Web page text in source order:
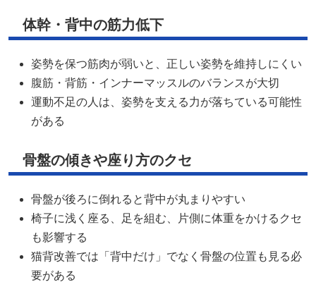
体幹・背中の筋力低下
姿勢を保つ筋肉が弱いと、正しい姿勢を維持しにくい
腹筋・背筋・インナーマッスルのバランスが大切
運動不足の人は、姿勢を支える力が落ちている可能性
がある
骨盤の傾きや座り方のクセ
骨盤が後ろに倒れると背中が丸まりやすい
椅子に浅く座る、足を組む、片側に体重をかけるクセ
も影響する
猫背改善では「背中だけ」でなく骨盤の位置も見る必
要がある